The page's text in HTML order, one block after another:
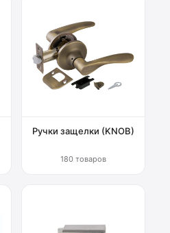
Ручки защелки (KNOB)
180 товаров